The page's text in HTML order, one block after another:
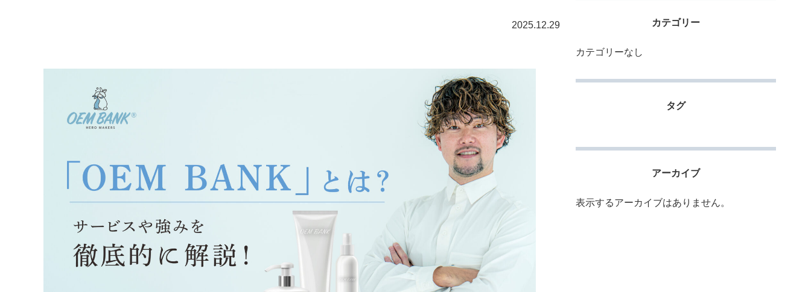
2025.12.29 カテゴリー
カテゴリーなし
タグ
アーカイブ
表示するアーカイブはありません。